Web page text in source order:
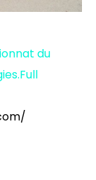
du
Full